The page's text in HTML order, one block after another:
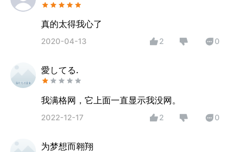
真的太得我心了
2020-04-13 2 0
愛してる.
我满格网，它上面一直显示我没网。
2022-12-17 2 0
为梦想而翱翔